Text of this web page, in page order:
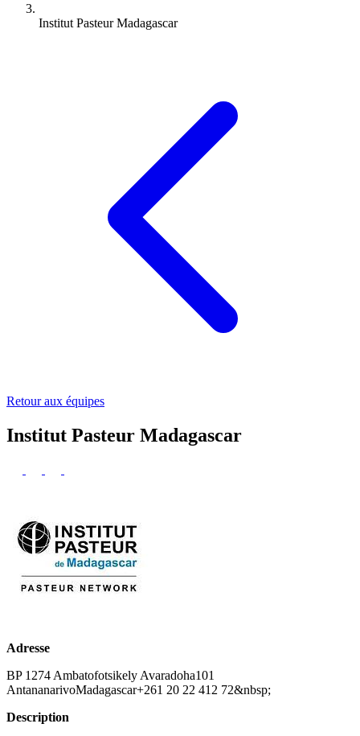
Institut Pasteur Madagascar
Retour aux équipes
Institut Pasteur Madagascar
Adresse
BP 1274 Ambatofotsikely Avaradoha101
AntananarivoMadagascar+261 20 22 412 72&nbsp;
Description